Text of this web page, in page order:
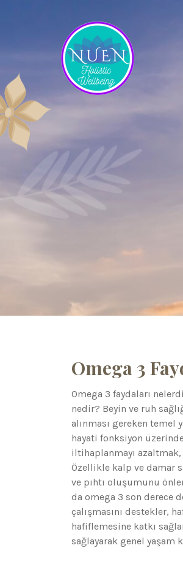
Omega 3
Omega 3 faydaları
nedir? Beyin ve ruh
alınması gereken
hayati fonksiyon
iltihaplanmayı
Özellikle kalp ve damar
ve pıhtı oluşumunu
da omega 3 son derece
çalışmasını destekler,
hafiflemesine katkı
sağlayarak genel